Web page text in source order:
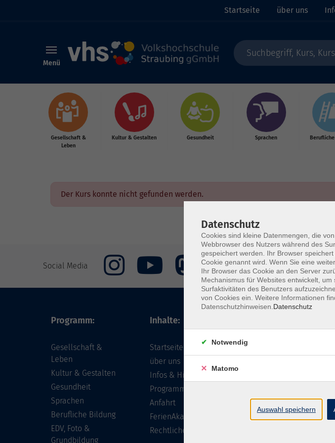
Startseite über uns
Menü
Gesellschaft &
Leben
Kultur & Gestalten Gesundheit Sprachen
Der Kurs konnte nicht gefunden werden.
Social Media Impressum AGB
Programm:
Gesellschaft &
Leben
Kultur & Gestalten
Gesundheit
Sprachen
Berufliche Bildung
EDV, Foto &
Grundbildung
Inhalte:
Startseite
über uns
Infos & Hilfe - FAQ
Programm
Anfahrt
FerienAkademie
Rechtliches
Tel:
Fax: +49
Datenschutz
Cookies sind kleine Datenmengen, die
Webbrowser des Nutzers während des
gespeichert werden. Ihr Browser
Cookie genannt wird. Wenn Sie eine
Ihr Browser das Cookie an den Server
Mechanismus für Websites entwickelt,
Surfaktivitäten des Benutzers
von Cookies ein. Weitere Informationen
Datenschutzhinweisen. Datenschutz
Notwendig
Matomo
Auswahl speichern